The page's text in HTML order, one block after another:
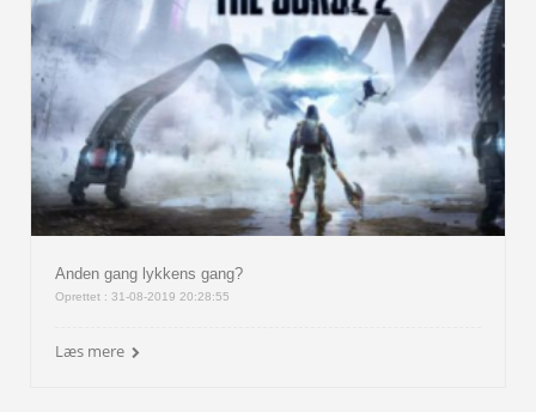
Anden gang lykkens gang?
Oprettet : 31-08-2019 20:28:55
Læs mere